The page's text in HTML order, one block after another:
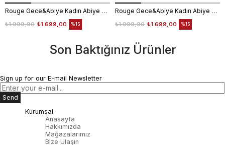
Rouge Gece&Abiye Kadın Abiye Çanta 401S
₺1.699,00
₺1.999,90 %15
Rouge Gece&Abiye Kadın Abiye Çanta 401S
₺1.699,00
₺1.999,90 %15
Son Baktığınız Ürünler
Sign up for our E-mail Newsletter
Send
Kurumsal
Anasayfa
Hakkımızda
Mağazalarımız
Bize Ulaşın